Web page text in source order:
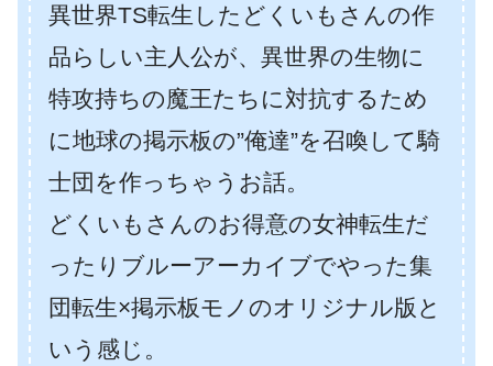
異世界TS転生したどくいもさんの作
品らしい主人公が、異世界の生物に
特攻持ちの魔王たちに対抗するため
に地球の掲示板の”俺達”を召喚して騎
士団を作っちゃうお話。
どくいもさんのお得意の女神転生だ
ったりブルーアーカイブでやった集
団転生×掲示板モノのオリジナル版と
いう感じ。